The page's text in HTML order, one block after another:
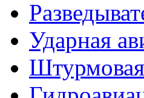
Ударная